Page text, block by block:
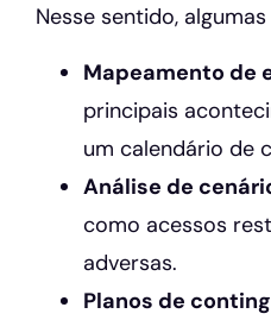
Nesse sentido,
Mapeamento de
principais
um calendário de
Análise de
como acessos
adversas.
Planos de